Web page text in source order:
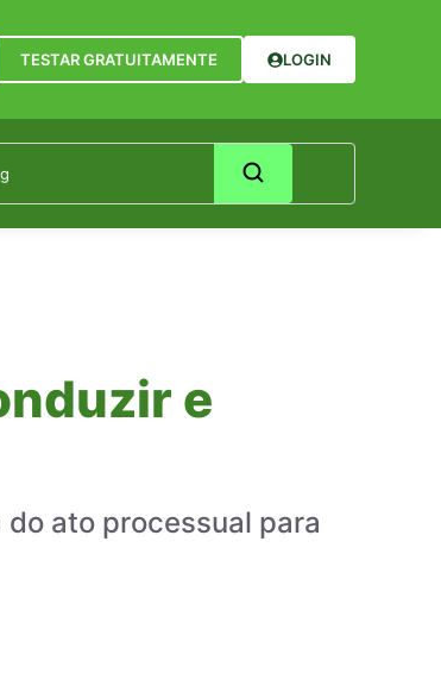
TESTAR GRATUITAMENTE LOGIN
e
ato processual para